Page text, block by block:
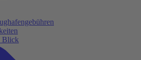
Blick